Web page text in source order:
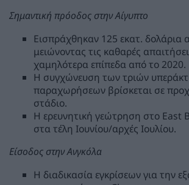
Σημαντική πρόοδος στην Αίγυπτο
Εισπράχθηκαν 125 εκατ. δολάρια
μειώνοντας τις καθαρές
χαμηλότερα επίπεδα από το 2020.
Η συγχώνευση των τριών
παραχωρήσεων βρίσκεται σε
στάδιο.
Η ερευνητική γεώτρηση στο East
στα τέλη Ιουνίου/αρχές Ιουλίου.
Είσοδος στην Ανγκόλα
Η διαδικασία εγκρίσεων για την